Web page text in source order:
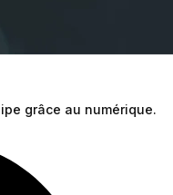
grâce au numérique.